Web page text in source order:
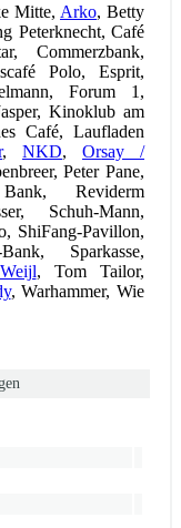
Mitte, Arko, Betty
Peterknecht, Café
Commerzbank,
Polo, Esprit,
Forum 1,
Kinoklub am
Café, Laufladen
, NKD, Orsay /
Peter Pane,
Reviderm
Schuh-Mann,
ShiFang-Pavillon,
Sparkasse,
, Tom Tailor,
, Warhammer, Wie